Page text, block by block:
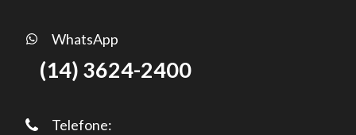
WhatsApp
(14) 3624-2400
Telefone: